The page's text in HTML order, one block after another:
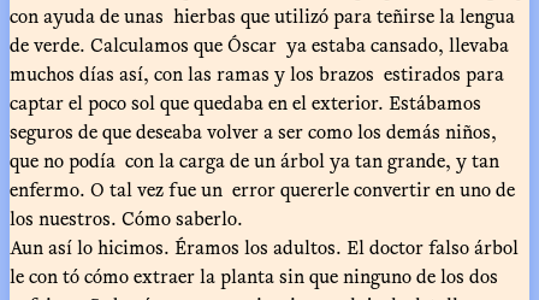
con ayuda de unas hierbas que utilizó para teñirse la lengua
de verde. Calculamos que Óscar ya estaba cansado, llevaba
muchos días así, con las ramas y los brazos estirados para
captar el poco sol que quedaba en el exterior. Estábamos
seguros de que deseaba volver a ser como los demás niños,
que no podía con la carga de un árbol ya tan grande, y tan
enfermo. O tal vez fue un error quererle convertir en uno de
los nuestros. Cómo saberlo.
Aun así lo hicimos. Éramos los adultos. El doctor falso árbol
le con tó cómo extraer la planta sin que ninguno de los dos